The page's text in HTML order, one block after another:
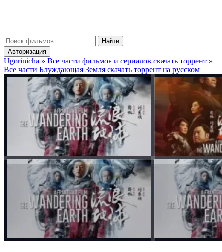
Найти
Авторизация
Ugorinicha » Все части фильмов и сериалов скачать торрент »
Все части Блуждающая Земля скачать торрент на русском